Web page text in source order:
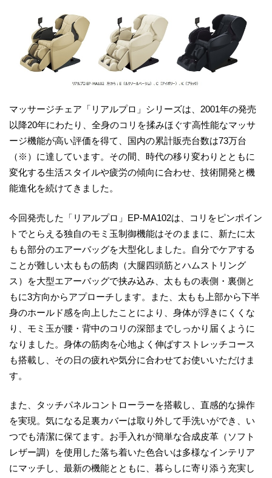
マッサージチェア「リアルプロ」シリーズは、2001年の発売
以降20年にわたり、全身のコリを揉みほぐす高性能なマッサ
ージ機能が高い評価を得て、国内の累計販売台数は73万台
（※）に達しています。その間、時代の移り変わりとともに
変化する生活スタイルや疲労の傾向に合わせ、技術開発と機
能進化を続けてきました。
今回発売した「リアルプロ」EP-MA102は、コリをピンポイン
トでとらえる独自のモミ玉制御機能はそのままに、新たに太
もも部分のエアーバッグを大型化しました。自分でケアする
ことが難しい太ももの筋肉（大腿四頭筋とハムストリング
ス）を大型エアーバッグで挟み込み、太ももの表側・裏側と
もに3方向からアプローチします。また、太もも上部から下半
身のホールド感を向上したことにより、身体が浮きにくくな
り、モミ玉が腰・背中のコリの深部までしっかり届くように
なりました。身体の筋肉を心地よく伸ばすストレッチコース
も搭載し、その日の疲れや気分に合わせてお使いいただけま
す。
また、タッチパネルコントローラーを搭載し、直感的な操作
を実現。気になる足裏カバーは取り外して手洗いができ、い
つでも清潔に保てます。お手入れが簡単な合成皮革（ソフト
レザー調）を使用した落ち着いた色合いは多様なインテリア
にマッチし、最新の機能とともに、暮らしに寄り添う充実し